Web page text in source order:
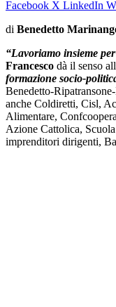
Facebook X LinkedIn
di Benedetto
“Lavoriamo insieme
Francesco dà il senso
formazione socio-
Benedetto-
anche Coldiretti, Cisl,
Alimentare,
Azione Cattolica,
imprenditori dirigenti,